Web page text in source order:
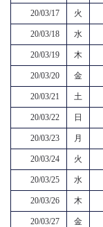
20/03/17 火
20/03/18 水
20/03/19 木
20/03/20 金
20/03/21 土
20/03/22 日
20/03/23 月
20/03/24 火
20/03/25 水
20/03/26 木
20/03/27 金